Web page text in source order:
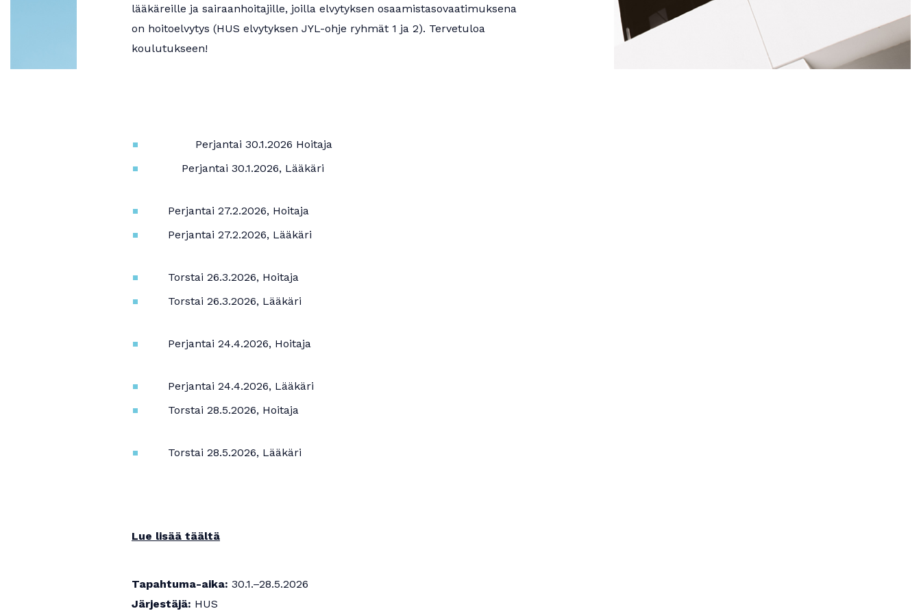
lääkäreille ja sairaanhoitajille, joilla elvytyksen osaamistasovaatimuksena
on hoitoelvytys (HUS elvytyksen JYL-ohje ryhmät 1 ja 2). Tervetuloa
koulutukseen!
Perjantai 30.1.2026 Hoitaja
Perjantai 30.1.2026, Lääkäri
Perjantai 27.2.2026, Hoitaja
Perjantai 27.2.2026, Lääkäri
Torstai 26.3.2026, Hoitaja
Torstai 26.3.2026, Lääkäri
Perjantai 24.4.2026, Hoitaja
Perjantai 24.4.2026, Lääkäri
Torstai 28.5.2026, Hoitaja
Torstai 28.5.2026, Lääkäri
Lue lisää täältä
Tapahtuma-aika: 30.1.–28.5.2026
Järjestäjä: HUS